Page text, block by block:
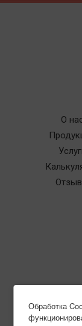
О
Обработка